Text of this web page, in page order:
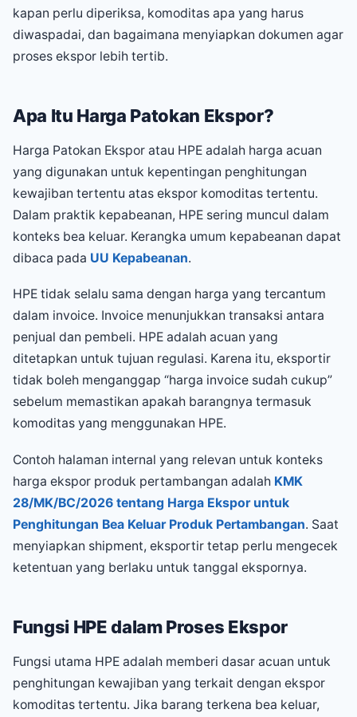
kapan perlu diperiksa, komoditas apa yang harus
diwaspadai, dan bagaimana menyiapkan dokumen agar
proses ekspor lebih tertib.
Apa Itu Harga Patokan Ekspor?
Harga Patokan Ekspor atau HPE adalah harga acuan
yang digunakan untuk kepentingan penghitungan
kewajiban tertentu atas ekspor komoditas tertentu.
Dalam praktik kepabeanan, HPE sering muncul dalam
konteks bea keluar. Kerangka umum kepabeanan dapat
dibaca pada UU Kepabeanan.
HPE tidak selalu sama dengan harga yang tercantum
dalam invoice. Invoice menunjukkan transaksi antara
penjual dan pembeli. HPE adalah acuan yang
ditetapkan untuk tujuan regulasi. Karena itu, eksportir
tidak boleh menganggap “harga invoice sudah cukup”
sebelum memastikan apakah barangnya termasuk
komoditas yang menggunakan HPE.
Contoh halaman internal yang relevan untuk konteks
harga ekspor produk pertambangan adalah KMK
28/MK/BC/2026 tentang Harga Ekspor untuk
Penghitungan Bea Keluar Produk Pertambangan. Saat
menyiapkan shipment, eksportir tetap perlu mengecek
ketentuan yang berlaku untuk tanggal ekspornya.
Fungsi HPE dalam Proses Ekspor
Fungsi utama HPE adalah memberi dasar acuan untuk
penghitungan kewajiban yang terkait dengan ekspor
komoditas tertentu. Jika barang terkena bea keluar,